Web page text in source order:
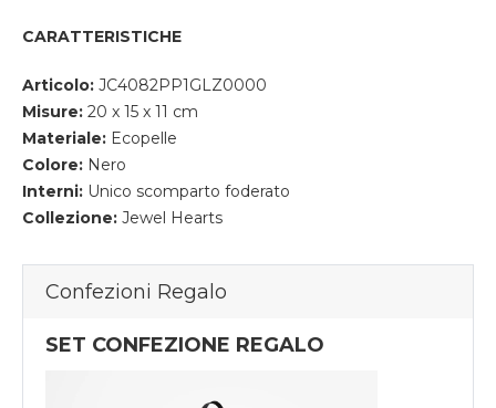
CARATTERISTICHE
Articolo: JC4082PP1GLZ0000
Misure: 20 x 15 x 11 cm
Materiale: Ecopelle
Colore: Nero
Interni: Unico scomparto foderato
Collezione: Jewel Hearts
Confezioni Regalo
SET CONFEZIONE REGALO